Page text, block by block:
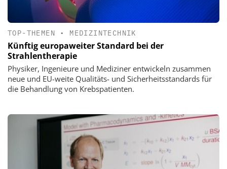
TOP-THEMEN • MEDIZINTECHNIK
Künftig europaweiter Standard bei der
Strahlentherapie
Physiker, Ingenieure und Mediziner entwickeln zusammen
neue und EU-weite Qualitäts- und Sicherheitsstandards für
die Behandlung von Krebspatienten.